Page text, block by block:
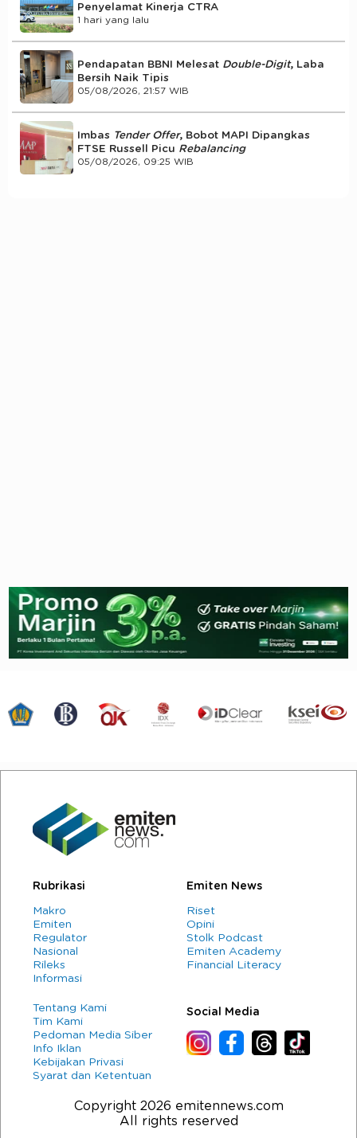
Penyelamat Kinerja CTRA
1 hari yang lalu
Pendapatan BBNI Melesat Double-Digit, Laba
Bersih Naik Tipis
05/08/2026, 21:57 WIB
Imbas Tender Offer, Bobot MAPI Dipangkas
FTSE Russell Picu Rebalancing
05/08/2026, 09:25 WIB
Rubrikasi
Makro
Emiten
Regulator
Nasional
Rileks
Informasi
Emiten News
Riset
Opini
Stolk Podcast
Emiten Academy
Financial Literacy
Tentang Kami
Tim Kami
Pedoman Media Siber
Info Iklan
Kebijakan Privasi
Syarat dan Ketentuan
Social Media
Copyright 2026 emitennews.com
All rights reserved